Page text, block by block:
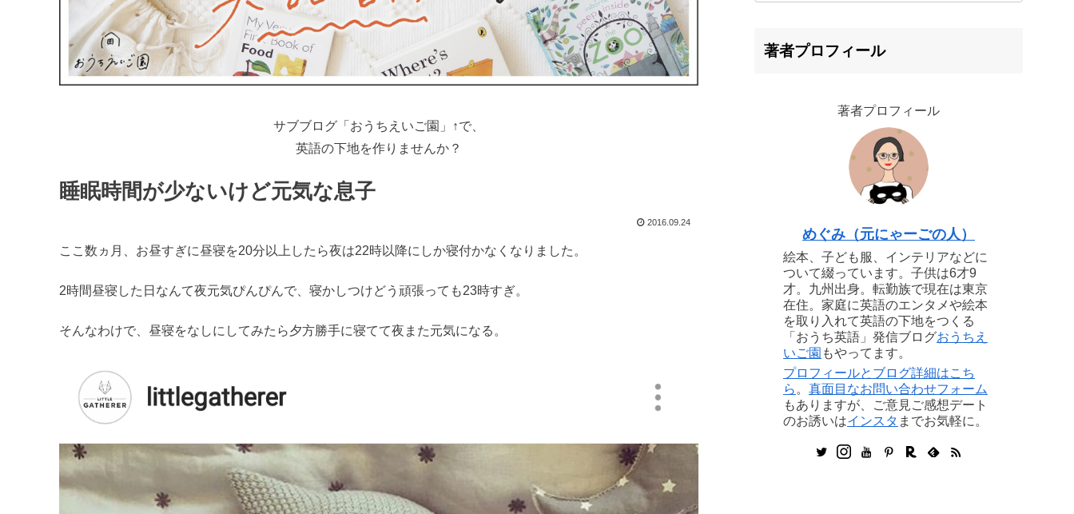
サブブログ「おうちえいご園」↑で、
英語の下地を作りませんか？
睡眠時間が少ないけど元気な息子
2016.09.24
ここ数ヵ月、お昼すぎに昼寝を20分以上したら夜は22時以降にしか寝付かなくなりました。
2時間昼寝した日なんて夜元気ぴんぴんで、寝かしつけどう頑張っても23時すぎ。
そんなわけで、昼寝をなしにしてみたら夕方勝手に寝てて夜また元気になる。
著者プロフィール
著者プロフィール
めぐみ（元にゃーごの人）
絵本、子ども服、インテリアなどに
ついて綴っています。子供は6才9
才。九州出身。転勤族で現在は東京
在住。家庭に英語のエンタメや絵本
を取り入れて英語の下地をつくる
「おうち英語」発信ブログおうちえ
いご園 もやってます。
プロフィールとブログ詳細はこち
ら 。 真面目なお問い合わせフォーム
もありますが、ご意見ご感想デート
のお誘いはインスタ までお気軽に。